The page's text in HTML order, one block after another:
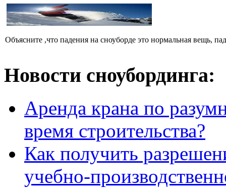
Объясните ,что падения на сноуборде это нормальная вещь,
Новости сноубординга:
Аренда крана по
время строительства?
Как получить
учебно-